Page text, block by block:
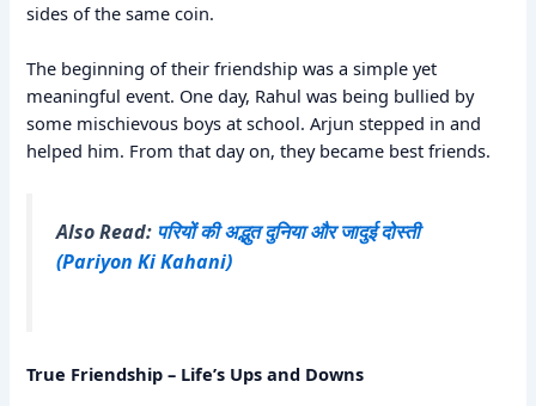
sides of the same coin.
The beginning of their friendship was a simple yet
meaningful event. One day, Rahul was being bullied by
some mischievous boys at school. Arjun stepped in and
helped him. From that day on, they became best friends.
Also Read: परियों की अद्भुत दुनिया और जादुई दोस्ती
(Pariyon Ki Kahani)
True Friendship – Life’s Ups and Downs